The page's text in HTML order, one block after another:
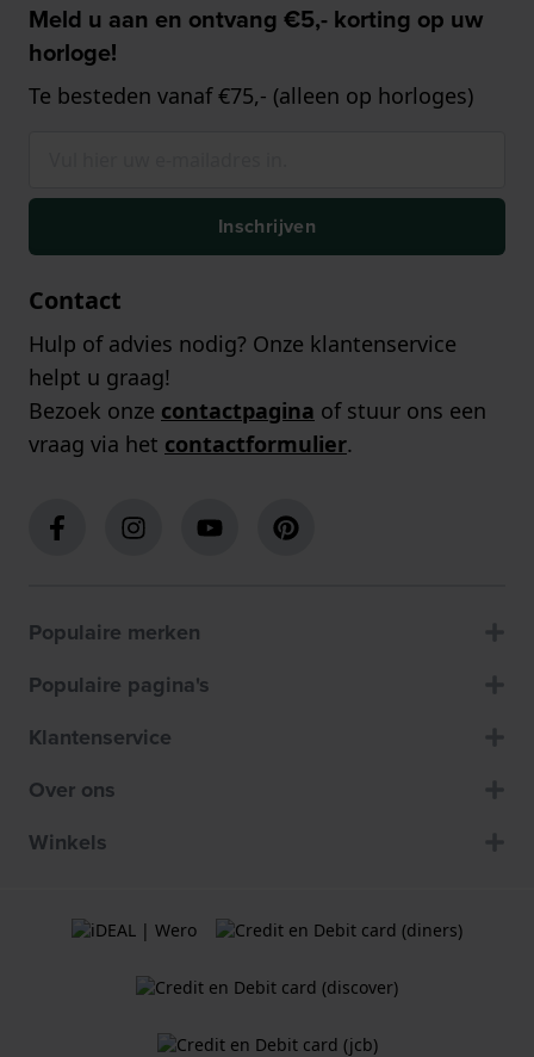
Meld u aan en ontvang €5,- korting op uw
horloge!
Te besteden vanaf €75,- (alleen op horloges)
Inschrijven
Contact
Hulp of advies nodig? Onze klantenservice
helpt u graag!
Bezoek onze contactpagina of stuur ons een
vraag via het contactformulier.
Populaire merken
Populaire pagina's
Klantenservice
Over ons
Winkels